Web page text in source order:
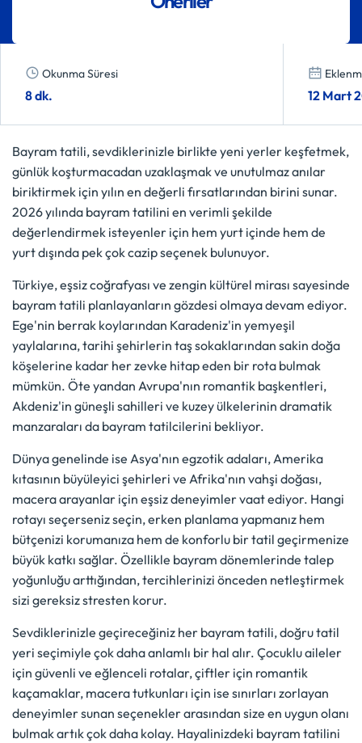
Okunma Süresi
8 dk. 12 Mart
Bayram tatili, sevdiklerinizle birlikte yeni yerler keşfetmek,
günlük koşturmacadan uzaklaşmak ve unutulmaz anılar
biriktirmek için yılın en değerli fırsatlarından birini sunar.
2026 yılında bayram tatilini en verimli şekilde
değerlendirmek isteyenler için hem yurt içinde hem de
yurt dışında pek çok cazip seçenek bulunuyor.
Türkiye, eşsiz coğrafyası ve zengin kültürel mirası sayesinde
bayram tatili planlayanların gözdesi olmaya devam ediyor.
Ege'nin berrak koylarından Karadeniz'in yemyeşil
yaylalarına, tarihi şehirlerin taş sokaklarından sakin doğa
köşelerine kadar her zevke hitap eden bir rota bulmak
mümkün. Öte yandan Avrupa'nın romantik başkentleri,
Akdeniz'in güneşli sahilleri ve kuzey ülkelerinin dramatik
manzaraları da bayram tatilcilerini bekliyor.
Dünya genelinde ise Asya'nın egzotik adaları, Amerika
kıtasının büyüleyici şehirleri ve Afrika'nın vahşi doğası,
macera arayanlar için eşsiz deneyimler vaat ediyor. Hangi
rotayı seçerseniz seçin, erken planlama yapmanız hem
bütçenizi korumanıza hem de konforlu bir tatil geçirmenize
büyük katkı sağlar. Özellikle bayram dönemlerinde talep
yoğunluğu arttığından, tercihlerinizi önceden netleştirmek
sizi gereksiz stresten korur.
Sevdiklerinizle geçireceğiniz her bayram tatili, doğru tatil
yeri seçimiyle çok daha anlamlı bir hal alır. Çocuklu aileler
için güvenli ve eğlenceli rotalar, çiftler için romantik
kaçamaklar, macera tutkunları için ise sınırları zorlayan
deneyimler sunan seçenekler arasından size en uygun olanı
bulmak artık çok daha kolay. Hayalinizdeki bayram tatilini